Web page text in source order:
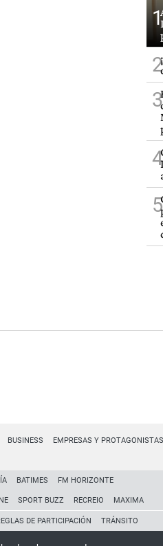
1
2
3
4
5
BUSINESS EMPRESAS Y PROTAGONISTAS
BATIMES FM HORIZONTE
SPORT BUZZ RECREIO MAXIMA
DE PARTICIPACIÓN TRÁNSITO